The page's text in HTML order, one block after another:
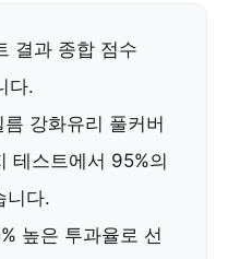
결과 종합 점수
다.
강화유리 풀커버
테스트에서 95%의
니다.
높은 투과율 로 선